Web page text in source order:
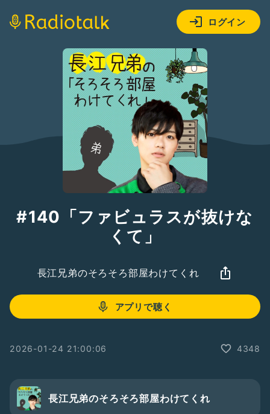
ログイン
#140「ファビュラスが抜けな
くて」
長江兄弟のそろそろ部屋わけてくれ
アプリで聴く
2026-01-24 21:00:06 4348
長江兄弟のそろそろ部屋わけてくれ